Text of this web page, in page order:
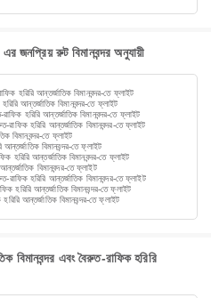
জনপ্রিয় রুট বিমানবন্দর অনুযায়ী
আন্তর্জাতিক বিমানবন্দর-তে ফ্লাইট
আন্তর্জাতিক বিমানবন্দর-তে ফ্লাইট
আন্তর্জাতিক বিমানবন্দর-তে ফ্লাইট
হরিরি আন্তর্জাতিক বিমানবন্দর-তে ফ্লাইট
বিমানবন্দর-তে ফ্লাইট
বিমানবন্দর-তে ফ্লাইট
আন্তর্জাতিক বিমানবন্দর-তে ফ্লাইট
বিমানবন্দর-তে ফ্লাইট
হরিরি আন্তর্জাতিক বিমানবন্দর-তে ফ্লাইট
আন্তর্জাতিক বিমানবন্দর-তে ফ্লাইট
আন্তর্জাতিক বিমানবন্দর-তে ফ্লাইট
এবং বৈরুত-রাফিক হরিরি